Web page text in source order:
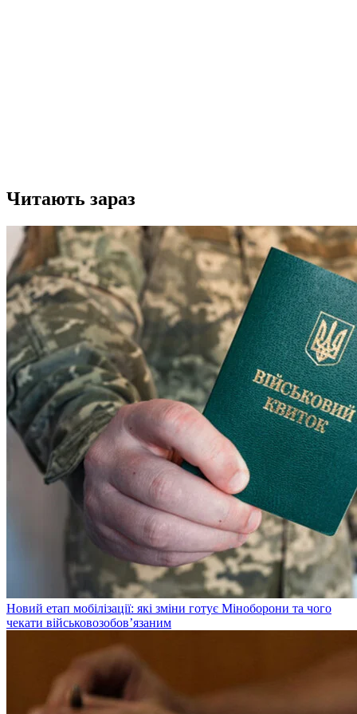
Читають зараз
Новий етап мобілізації: які зміни готує Міноборони та чого
чекати військовозобов’язаним